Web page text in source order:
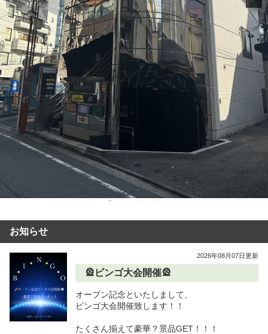
お知らせ
2026年08月07日更新
🎡ビンゴ大会開催🎡
オープン記念といたしまして、
ビンゴ大会開催致します！！
たくさん揃えて豪華？景品GET！！！